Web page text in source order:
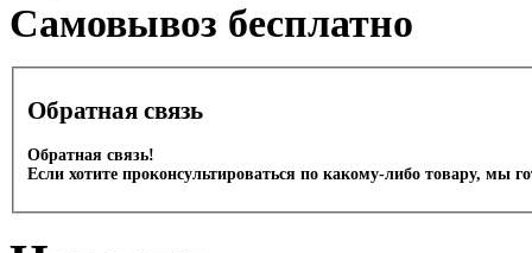
Cамовывоз бесплатно
Обратная связь
Обратная связь!
Если хотите проконсультироваться по какому-либо товару, мы